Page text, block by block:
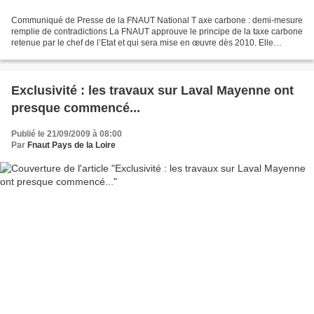
Communiqué de Presse de la FNAUT National T axe carbone : demi-mesure
remplie de contradictions La FNAUT approuve le principe de la taxe carbone
retenue par le chef de l’Etat et qui sera mise en œuvre dès 2010. Elle
Exclusivité : les travaux sur Laval Mayenne ont
presque commencé...
Publié le 21/09/2009 à 08:00
Par Fnaut Pays de la Loire